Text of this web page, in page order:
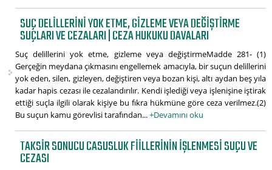
SUÇ DELILLERINI YOK ETME, GIZLEME VEYA DEĞIŞTIRME
SUÇLARI VE CEZALARI | CEZA HUKUKU DAVALARI
Suç delillerini yok etme, gizleme veya değiştirmeMadde 281- (1)
Gerçeğin meydana çıkmasını engellemek amacıyla, bir suçun delillerini
yok eden, silen, gizleyen, değiştiren veya bozan kişi, altı aydan beş yıla
kadar hapis cezası ile cezalandırılır. Kendi işlediği veya işlenişine iştirak
ettiği suçla ilgili olarak kişiye bu fıkra hükmüne göre ceza verilmez.(2)
Bu suçun kamu görevlisi tarafından...+Devamını oku
TAKSIR SONUCU CASUSLUK FIILLERININ IŞLENMESI SUÇU VE
CEZASI